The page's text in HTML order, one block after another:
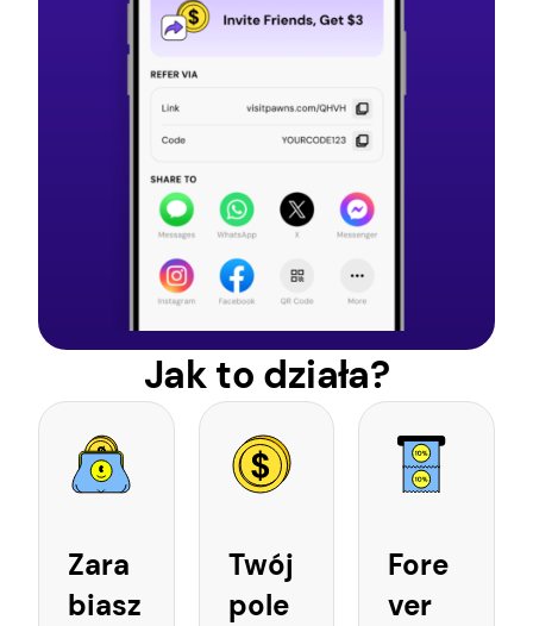
Jak to działa?
Zara
biasz
Twój
pole
Fore
ver